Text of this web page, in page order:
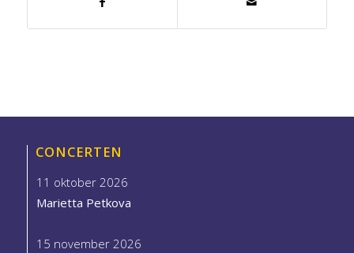
CONCERTEN
11 oktober 2026
Marietta Petkova
15 november 2026